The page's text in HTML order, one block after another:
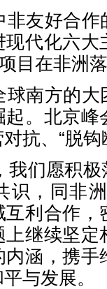
非友好合
代化六
目在非洲
球南方的
。北京
抗、“脱
我们愿积
识，同非
利合作
继续坚
涵，携
与发展。